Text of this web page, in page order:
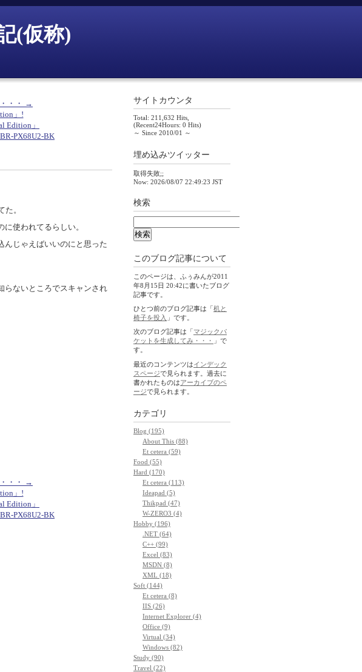
(仮称)
・・ →
」!
Edition」
PX68U2-BK
。
使われてるらしい。
んじゃえばいいのにと思った
らないところでスキャンされ
・・ →
」!
Edition」
PX68U2-BK
サイトカウンタ
Total: 211,632 Hits,
(Recent24Hours: 0 Hits)
～ Since 2010/01 ～
埋め込みツイッター
取得失敗;;
Now: 2026/08/07 22:49:23 JST
検索
このブログ記事について
このページは、ふぅみんが2011
年8月15日 20:42に書いたブログ
記事です。
ひとつ前のブログ記事は「机と
椅子を投入 」です。
次のブログ記事は「 マジックパ
ケットを生成してみ・・・
」で
す。
最近のコンテンツはインデック
スページで見られます。過去に
書かれたものはアーカイブのペ
ージで見られます。
カテゴリ
Blog (195)
About This (88)
Et cetera (59)
Food (55)
Hard (170)
Et cetera (113)
Ideapad (5)
Thikpad (47)
W-ZERO3 (4)
Hobby (196)
.NET (64)
C++ (99)
Excel (83)
MSDN (8)
XML (18)
Soft (144)
Et cetera (8)
IIS (26)
Internet Explorer (4)
Office (9)
Virtual (34)
Windows (82)
Study (90)
Travel (22)